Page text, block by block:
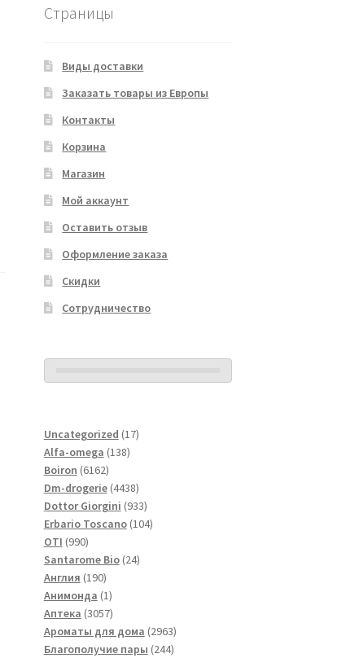
Страницы
Виды доставки
Заказать товары из Европы
Контакты
Корзина
Магазин
Мой аккаунт
Оставить отзыв
Оформление заказа
Скидки
Сотрудничество
Uncategorized 1717
Alfa-omega 138138
Boiron 61626162
товара
Dm-drogerie 44384438
товаров
Dottor Giorgini 933933
товара
Erbario Toscano 104104
OTI 990990
товаров
Santarome Bio 2424
Англия 190190
товаров
Анимонда 11
товар
Аптека 30573057
товаров
Ароматы для дома 29632963
товара
Благополучие пары 244244